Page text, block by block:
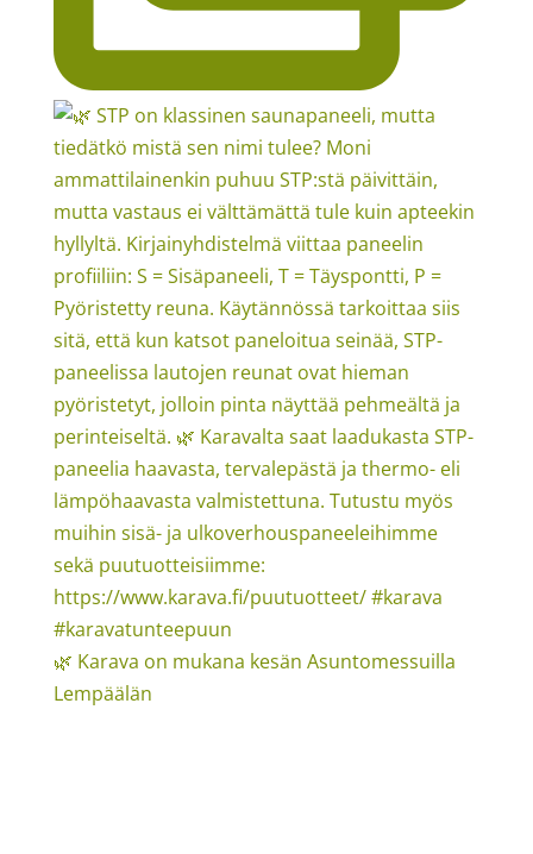
🌿 Karava on mukana kesän Asuntomessuilla
Lempäälän